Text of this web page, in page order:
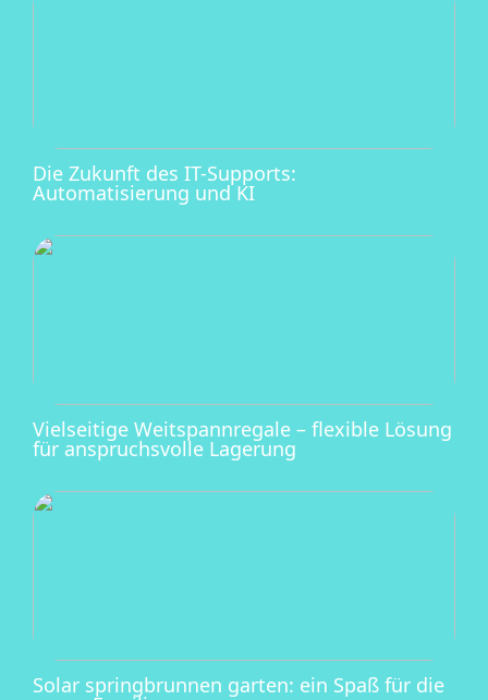
Die Zukunft des IT-Supports:
Automatisierung und KI
Vielseitige Weitspannregale – flexible Lösung
für anspruchsvolle Lagerung
Solar springbrunnen garten: ein Spaß für die